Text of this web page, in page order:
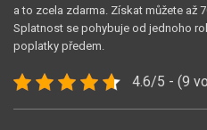
a to zcela zdarma. Získat můžete až
Splatnost se pohybuje od jednoho
poplatky předem.
4.6/5 - (9